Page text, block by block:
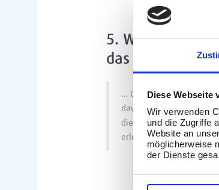
Diese Webseite
Wir verwenden
und die Zugriffe
Website an
möglicherweise
der Dienste
5. Wenn ich
das Wort …
… Organisationsfreudig.
davon zu haben, was
die es mit sich bringt,
erleben zu können.